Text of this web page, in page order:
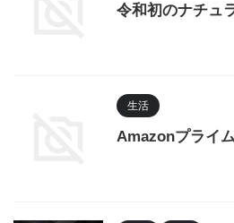
令和初のナチュ
生活
Amazonプライ